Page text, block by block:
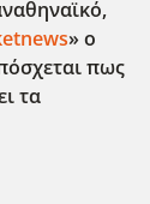
» ο
πως
τα